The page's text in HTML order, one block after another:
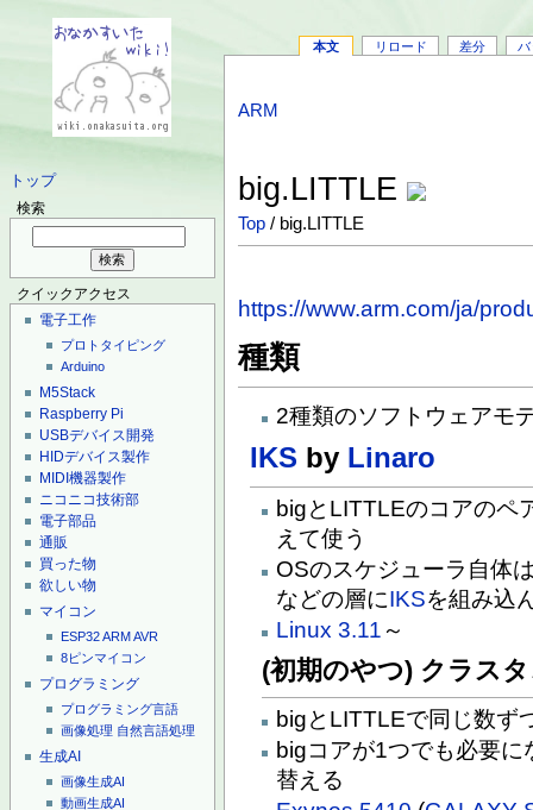
トップ
検索
クイックアクセス
電子工作
プロトタイピング
Arduino
M5Stack
Raspberry Pi
USBデバイス開発
HIDデバイス製作
MIDI機器製作
ニコニコ技術部
電子部品
通販
買った物
欲しい物
マイコン
ESP32ARMAVR
8ピンマイコン
プログラミング
プログラミング言語
画像処理 自然言語処理
生成AI
画像生成AI
動画生成AI
本文 リロード 差分 バ
ARM
big.LITTLE
Top / big.LITTLE
https://www.arm.com/ja/
種類
2種類のソフトウェアモ
IKS by Linaro
bigとLITTLEのコアのペ
えて使う
OSのスケジューラ自体
などの層にIKSを組み込
Linux 3.11 ～
(初期のやつ) クラス
bigとLITTLEで同じ数ず
bigコアが1つでも必要
替える